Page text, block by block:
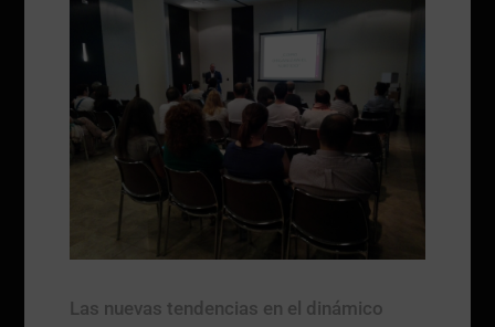
Las nuevas tendencias en el dinámico